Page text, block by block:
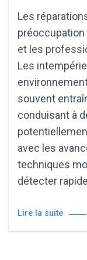
Les
et les
Les
souvent
conduisant à
avec les
techniques
détecter
Lire la suite